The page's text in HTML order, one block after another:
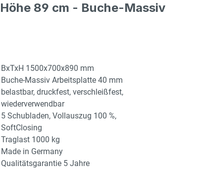
89 cm - Buche-Massiv
BxTxH 1500x700x890 mm
Buche-Massiv Arbeitsplatte 40 mm
belastbar, druckfest, verschleißfest,
wiederverwendbar
5 Schubladen, Vollauszug 100 %,
SoftClosing
Traglast 1000 kg
Made in Germany
Qualitätsgarantie 5 Jahre